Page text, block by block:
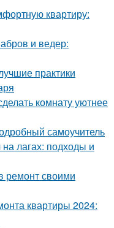
квартиру:
и ведер:
практики
комнату уютнее
самоучитель
лагах: подходы и
ремонт своими
квартиры 2024: